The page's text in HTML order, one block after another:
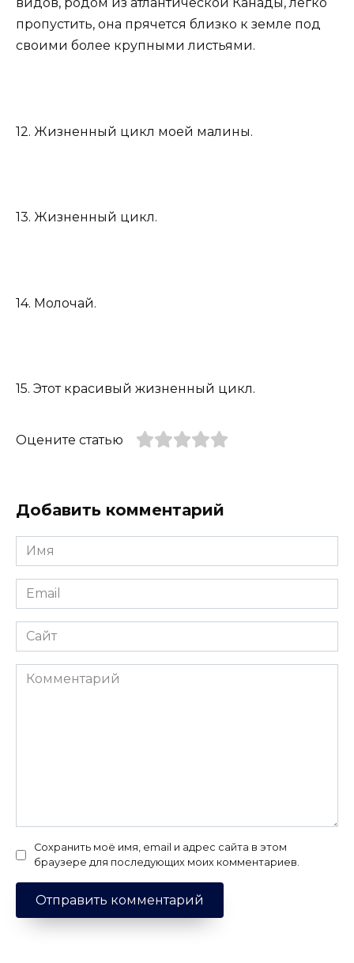
видов, родом из атлантической Канады, легко
пропустить, она прячется близко к земле под
своими более крупными листьями.
12. Жизненный цикл моей малины.
13. Жизненный цикл.
14. Молочай.
15. Этот красивый жизненный цикл.
Оцените статью
Добавить комментарий
Имя
*
Email
*
Сайт
Комментарий
Сохранить моё имя, email и адрес сайта в этом
браузере для последующих моих комментариев.